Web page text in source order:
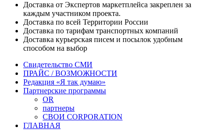
Доставка от Экспертов маркетплейса закреплен за
каждым участником проекта.
Доставка по всей Территории России
Доставка по тарифам транспортных компаний
Доставка курьерская писем и посылок удобным
способом на выбор
Свидетельство СМИ
ПРАЙС / ВОЗМОЖНОСТИ
Редакция «Я так думаю»
Партнерские программы
OR
партнеры
СВОИ CORPORATION
ГЛАВНАЯ